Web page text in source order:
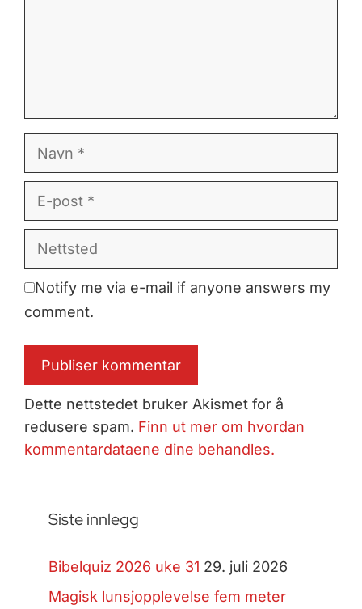
post
Notify me via e-mail if anyone answers my
comment.
Dette nettstedet bruker Akismet for å
redusere spam. Finn ut mer om hvordan
kommentardataene dine behandles.
Siste innlegg
Bibelquiz 2026 uke 31 29. juli 2026
Magisk lunsjopplevelse fem meter